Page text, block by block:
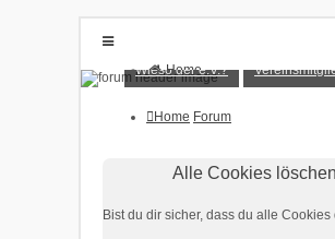
Home
Forum
Vereinsmitglied werden
Anmelden
Wieso der e.V.?
Home Forum
Alle Cookies löschen
Bist du dir sicher, dass du alle